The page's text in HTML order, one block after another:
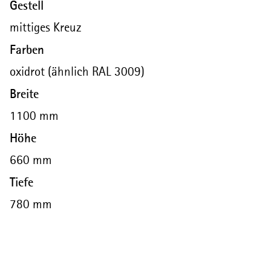
Gestell
mittiges Kreuz
Farben
oxidrot (ähnlich RAL 3009)
Breite
1100 mm
Höhe
660 mm
Tiefe
780 mm